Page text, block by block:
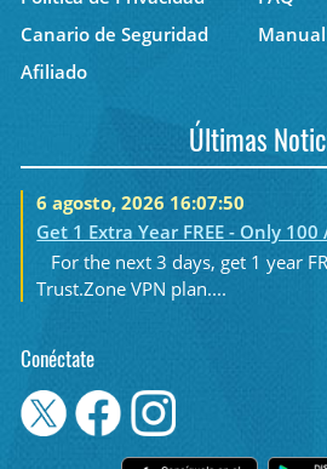
Canario de Seguridad
Manual
Afiliado
Últimas
6 agosto, 2026 16:07:50
Get 1 Extra Year FREE - Only
For the next 3 days, get 1 year
Trust.Zone VPN plan....
Conéctate